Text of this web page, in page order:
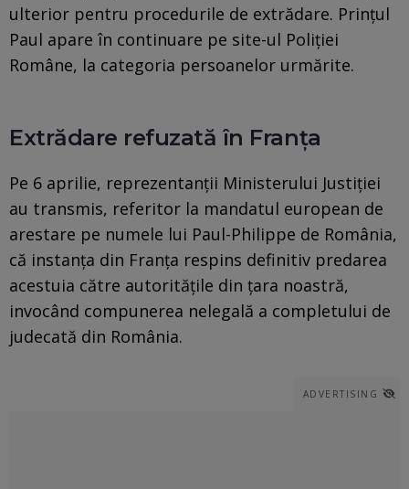
ulterior pentru procedurile de extrădare. Prințul
Paul apare în continuare pe site-ul Poliției
Române, la categoria persoanelor urmărite.
Extrădare refuzată în Franța
Pe 6 aprilie, reprezentanţii Ministerului Justiţiei
au transmis, referitor la mandatul european de
arestare pe numele lui Paul-Philippe de România,
că instanţa din Franţa respins definitiv predarea
acestuia către autorităţile din ţara noastră,
invocând compunerea nelegală a completului de
judecată din România.
ADVERTISING